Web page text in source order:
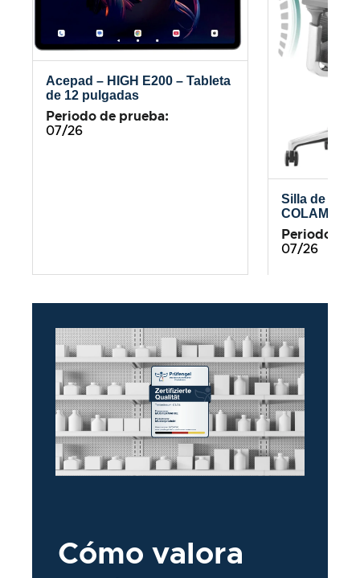
Acepad – HIGH E200 – Tableta
de 12 pulgadas
Periodo de prueba:
07/26
Silla de
COLAMY
Periodo de
07/26
Cómo valora